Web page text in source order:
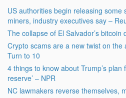
US authorities begin releasing some
miners, industry executives say –
The collapse of El Salvador’s bitcoin
Crypto scams are a new twist on the
Turn to 10
4 things to know about Trump’s plan
reserve’ – NPR
NC lawmakers reverse themselves,